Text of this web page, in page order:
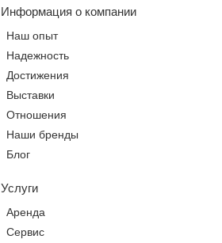
Информация о компании
Наш опыт
Надежность
Достижения
Выставки
Отношения
Наши бренды
Блог
Услуги
Аренда
Сервис